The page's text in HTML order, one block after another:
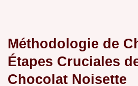
Méthodologie de
Étapes Cruciales
Chocolat Noisette